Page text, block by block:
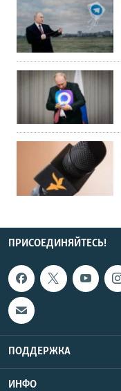
ПРИСОЕДИНЯЙТЕСЬ!
ПОДДЕРЖКА
ИНФО